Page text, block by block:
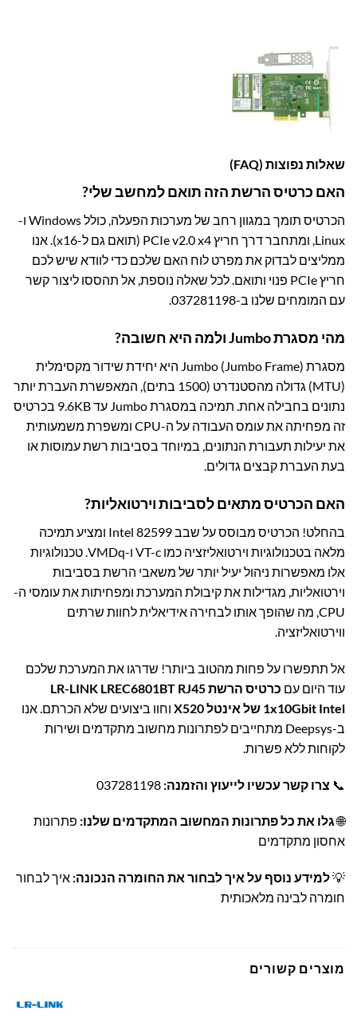
שאלות נפוצות (FAQ)
האם כרטיס הרשת הזה תואם למחשב שלי?
הכרטיס תומך במגוון רחב של מערכות הפעלה, כולל Windows ו-
Linux, ומתחבר דרך חריץ PCIe v2.0 x4 (תואם גם ל-x16). אנו
ממליצים לבדוק את מפרט לוח האם שלכם כדי לוודא שיש לכם
חריץ PCIe פנוי ותואם. לכל שאלה נוספת, אל תהססו ליצור קשר
עם המומחים שלנו ב-037281198
.
מהי מסגרת Jumbo ולמה היא חשובה?
מסגרת Jumbo (Jumbo Frame) היא יחידת שידור מקסימלית
(MTU) גדולה מהסטנדרט (1500 בתים), המאפשרת העברת יותר
נתונים בחבילה אחת. תמיכה במסגרת Jumbo עד 9.6KB בכרטיס
זה מפחיתה את עומס העבודה על ה-CPU ומשפרת משמעותית
את יעילות תעבורת הנתונים, במיוחד בסביבות רשת עמוסות או
בעת העברת קבצים גדולים.
האם הכרטיס מתאים לסביבות וירטואליות?
בהחלט! הכרטיס מבוסס על שבב Intel 82599 ומציע תמיכה
מלאה בטכנולוגיות וירטואליזציה כמו VT-c ו-VMDq. טכנולוגיות
אלו מאפשרות ניהול יעיל יותר של משאבי הרשת בסביבות
וירטואליות, מגדילות את קיבולת המערכת ומפחיתות את עומסי ה-
CPU, מה שהופך אותו לבחירה אידיאלית לחוות שרתים
ווירטואליזציה.
אל תתפשרו על פחות מהטוב ביותר! שדרגו את המערכת שלכם
עוד היום עם
כרטיס הרשת LR-LINK LREC6801BT RJ45
1x10Gbit Intel של אינטל X520
וחוו ביצועים שלא הכרתם. אנו
ב-Deepsys מתחייבים לפתרונות מחשוב מתקדמים ושירות
לקוחות ללא פשרות.
📞 צרו קשר עכשיו לייעוץ והזמנה: 037281198
🌐גלו את כל פתרונות המחשוב המתקדמים שלנו: פתרונות
אחסון מתקדמים
💡למידע נוסף על איך לבחור את החומרה הנכונה: איך לבחור
חומרה לבינה מלאכותית
מוצרים קשורים